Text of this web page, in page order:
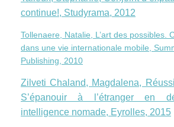
continue!, Studyrama, 2012
Tollenaere, Natalie, L’art des possibles.
dans une vie internationale mobile,
Publishing, 2010
Zilveti Chaland, Magdalena,
S’épanouir à l’étranger en
intelligence nomade, Eyrolles, 2015